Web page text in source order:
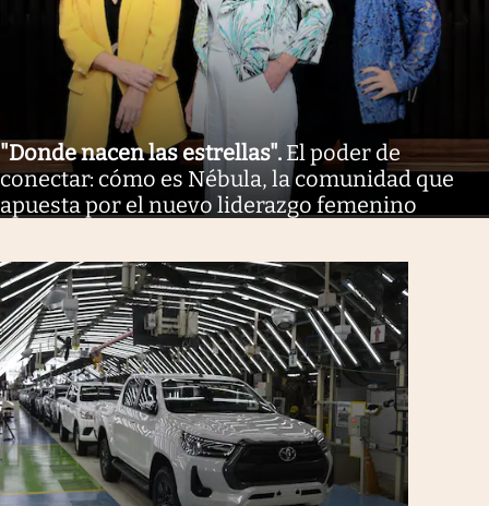
"Donde nacen las estrellas". El poder de
conectar: cómo es Nébula, la comunidad que
apuesta por el nuevo liderazgo femenino